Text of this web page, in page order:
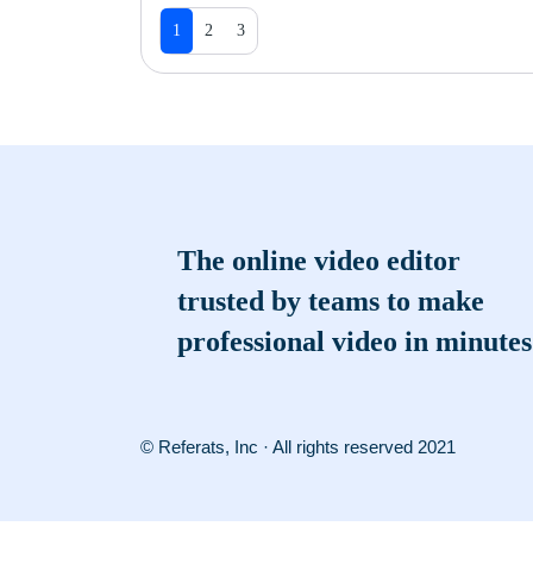
1 2 3
The online video editor
trusted by teams to make
professional video in minutes
© Referats, Inc · All rights reserved 2021